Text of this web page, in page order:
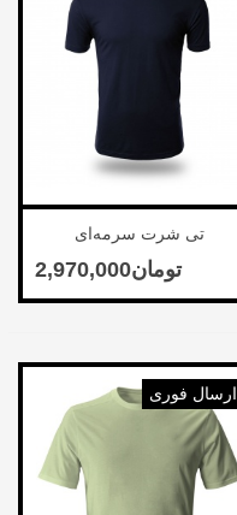
تی شرت سرمه‌ای
ارسال فوری